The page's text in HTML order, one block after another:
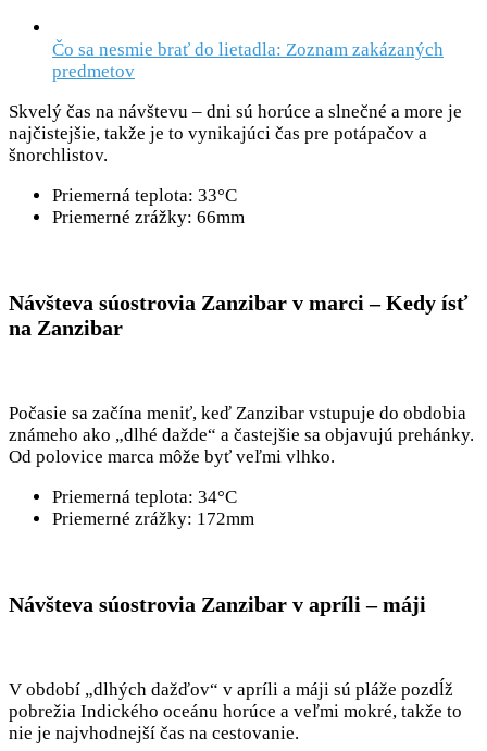
Čo sa nesmie brať do lietadla: Zoznam zakázaných
predmetov
Skvelý čas na návštevu – dni sú horúce a slnečné a more je
najčistejšie, takže je to vynikajúci čas pre potápačov a
šnorchlistov.
Priemerná teplota: 33°C
Priemerné zrážky: 66mm
Návšteva súostrovia Zanzibar v marci – Kedy ísť
na Zanzibar
Počasie sa začína meniť, keď Zanzibar vstupuje do obdobia
známeho ako „dlhé dažde“ a častejšie sa objavujú prehánky.
Od polovice marca môže byť veľmi vlhko.
Priemerná teplota: 34°C
Priemerné zrážky: 172mm
Návšteva súostrovia Zanzibar v apríli – máji
V období „dlhých dažďov“ v apríli a máji sú pláže pozdĺž
pobrežia Indického oceánu horúce a veľmi mokré, takže to
nie je najvhodnejší čas na cestovanie.